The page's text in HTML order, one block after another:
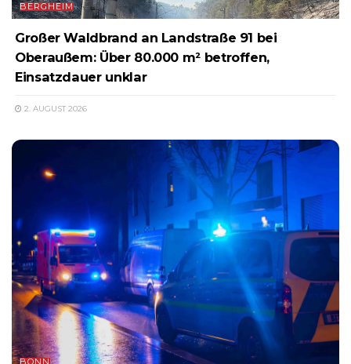
BERGHEIM
Großer Waldbrand an Landstraße 91 bei
Oberaußem: Über 80.000 m² betroffen,
Einsatzdauer unklar
2. AUGUST 2026
BONN